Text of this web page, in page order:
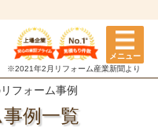
メニュー
※2021年2月リフォーム産業新聞より
フォーム事例
事例一覧